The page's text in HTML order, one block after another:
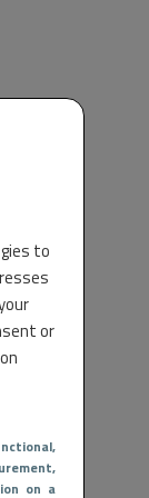
to
or
,
on a